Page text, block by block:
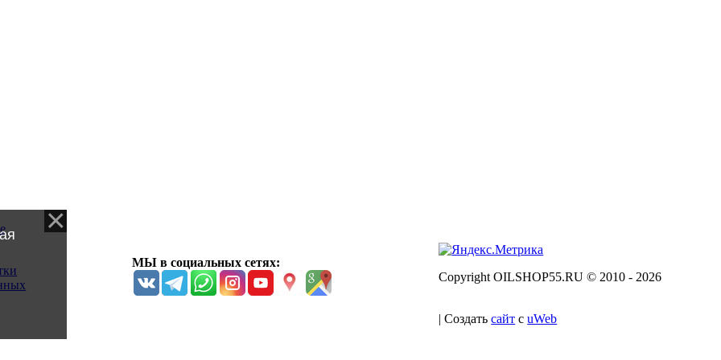
МЫ в социальных сетях:
Copyright OILSHOP55.RU © 2010 - 2026
|Создатьсайт сuWeb